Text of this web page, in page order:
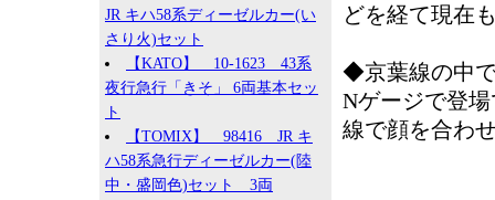
JR キハ58系ディーゼルカー(い
さり火)セット
【KATO】 10-1623 43系
夜行急行「きそ」 6両基本セッ
ト
【TOMIX】 98416 JR キ
ハ58系急行ディーゼルカー(陸
中・盛岡色)セット 3両
どを経て現在
◆京葉線の中で
Nゲージで登
線で顔を合わ